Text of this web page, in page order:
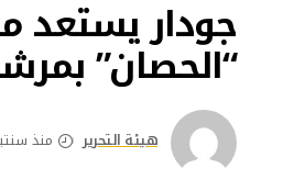
“الحصان”
هيئة التحرير منذ